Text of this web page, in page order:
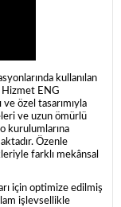
kullanılan
Hizmet ENG
ve özel tasarımıyla
ve uzun ömürlü
kurulumlarına
Özenle
farklı mekânsal
için optimize edilmiş
işlevsellikle